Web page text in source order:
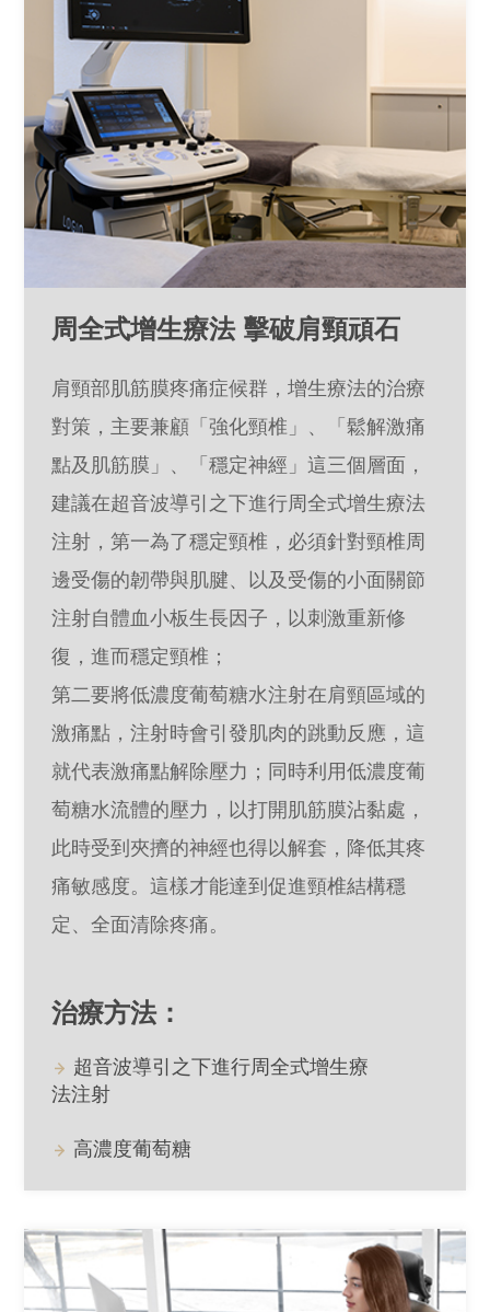
周全式增生療法 擊破肩頸頑石
肩頸部肌筋膜疼痛症候群，增生療法的治療
對策，主要兼顧「強化頸椎」、「鬆解激痛
點及肌筋膜」、「穩定神經」這三個層面，
建議在超音波導引之下進行周全式增生療法
注射，第一為了穩定頸椎，必須針對頸椎周
邊受傷的韌帶與肌腱、以及受傷的小面關節
注射自體血小板生長因子，以刺激重新修
復，進而穩定頸椎；
第二要將低濃度葡萄糖水注射在肩頸區域的
激痛點，注射時會引發肌肉的跳動反應，這
就代表激痛點解除壓力；同時利用低濃度葡
萄糖水流體的壓力，以打開肌筋膜沾黏處，
此時受到夾擠的神經也得以解套，降低其疼
痛敏感度。這樣才能達到促進頸椎結構穩
定、全面清除疼痛。
治療方法：
超音波導引之下進行周全式增生療
法注射
高濃度葡萄糖